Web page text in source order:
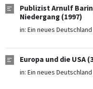
Publizist Arnulf
Niedergang (1997)
in: Ein neues Deutschland
Europa und die USA
in: Ein neues Deutschland